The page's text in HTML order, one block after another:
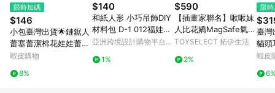
限時加碼
$146
小包臺灣出貨🌟鏈鋸人
蕾塞蕾潔棉花娃娃蕾蕾
鼠20cm二次元動漫週
蝦皮購物
8%
$140
和紙人形 小巧吊飾DIY
材料包 D-1 012福娃
(女)(2組入)
亞洲跨境設計購物平台
1%
$590
【插畫家聯名】啾啾妹
人比花嬌MagSafe氣囊
支架
TOYSELECT 拓伊生活
2%
限
臺灣
貓頭
錢包
蝦皮